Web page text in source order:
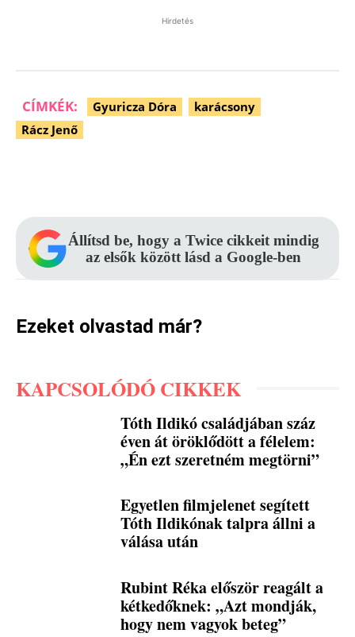
Hirdetés
CÍMKÉK: Gyuricza Dóra
karácsony
Rácz Jenő
Állítsd be, hogy a Twice cikkeit mindig
az elsők között lásd a Google-ben
Ezeket olvastad már?
KAPCSOLÓDÓ CIKKEK
Tóth Ildikó családjában száz
éven át öröklődött a félelem:
„Én ezt szeretném megtörni”
Egyetlen filmjelenet segített
Tóth Ildikónak talpra állni a
válása után
Rubint Réka először reagált a
kétkedőknek: „Azt mondják,
hogy nem vagyok beteg”